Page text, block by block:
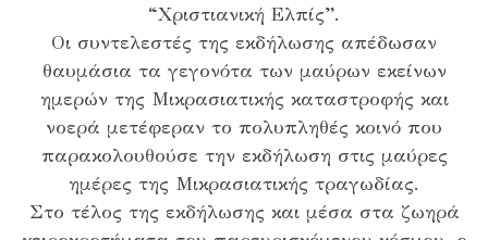
“Χριστιανική Ελπίς”.
Οι συντελεστές της εκδήλωσης απέδωσαν
θαυμάσια τα γεγονότα των μαύρων εκείνων
ημερών της Μικρασιατικής καταστροφής και
νοερά μετέφεραν το πολυπληθές κοινό που
παρακολουθούσε την εκδήλωση στις μαύρες
ημέρες της Μικρασιατικής τραγωδίας.
Στο τέλος της εκδήλωσης και μέσα στα ζωηρά